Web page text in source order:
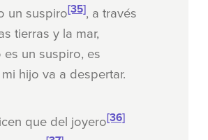
un suspiro[35], a través
tierras y la mar,
es un suspiro, es
hijo va a despertar.
que del joyero[36]